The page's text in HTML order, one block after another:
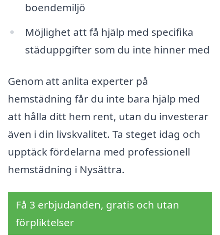
boendemiljö
Möjlighet att få hjälp med specifika
städuppgifter som du inte hinner med
Genom att anlita experter på
hemstädning får du inte bara hjälp med
att hålla ditt hem rent, utan du investerar
även i din livskvalitet. Ta steget idag och
upptäck fördelarna med professionell
hemstädning i Nysättra.
Få 3 erbjudanden, gratis och utan
förpliktelser